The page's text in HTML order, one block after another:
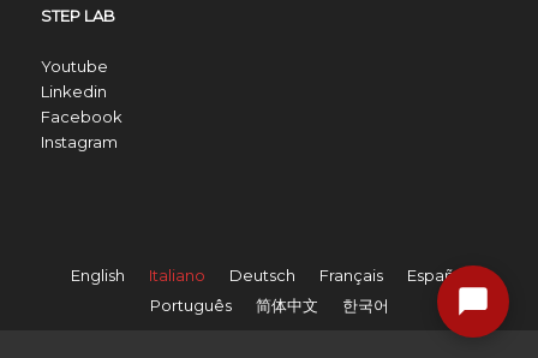
STEP LAB
Youtube
Linkedin
Facebook
Instagram
English Italiano Deutsch Français
Español
Português
简体中文 한국어